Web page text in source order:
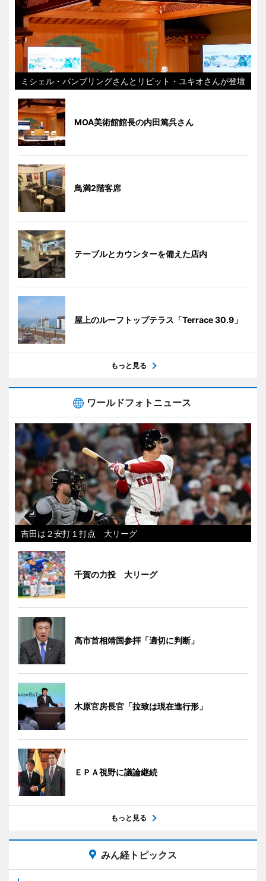
ミシェル・バンブリングさんとリピット・ユキオさんが登壇
MOA美術館館長の内田篤呉さん
鳥満2階客席
テーブルとカウンターを備えた店内
屋上のルーフトップテラス「Terrace 30.9」
もっと見る
ワールドフォトニュース
吉田は２安打１打点 大リーグ
千賀の力投 大リーグ
高市首相靖国参拝「適切に判断」
木原官房長官「拉致は現在進行形」
ＥＰＡ視野に議論継続
もっと見る
みん経トピックス